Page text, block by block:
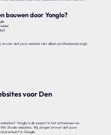
bouwen door Yonglo?
dat jouw website niet alleen professioneel oogt,
voor Den
websites? Yonglo is dé expert in het ontwerpen en
Studio websites. Wij zorgen ervoor dat jouw
presteert in Google.